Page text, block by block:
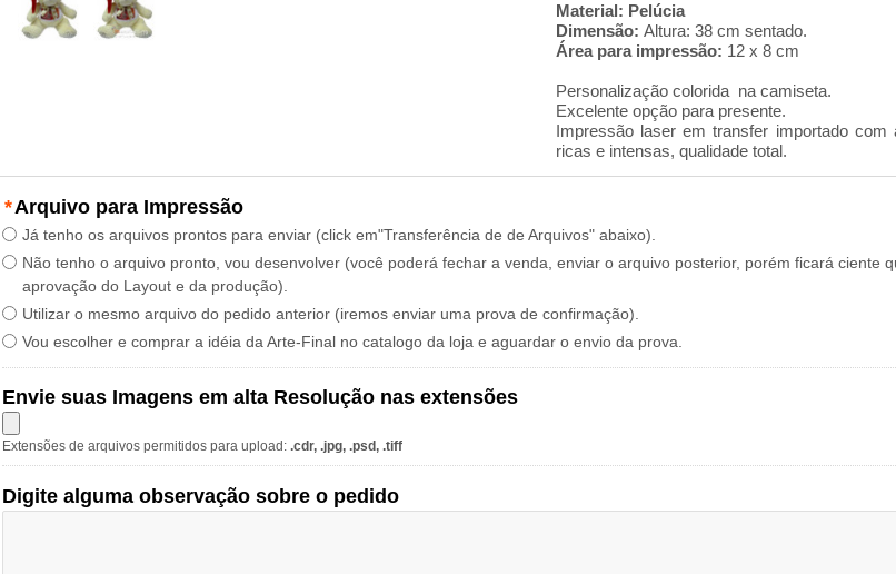
Material: Pelúcia
Dimensão:Altura: 38 cm sentado.
Área para impressão: 12 x 8 cm
Personalização colorida na camiseta.
Excelente opção para presente.
Impressão laser em transfer importado
ricas e intensas, qualidade total.
*Arquivo para Impressão
Já tenho os arquivos prontos para enviar (click em"Transferência de de Arquivos" abaixo).
Não tenho o arquivo pronto, vou desenvolver (você poderá fechar a venda, enviar o arquivo posterior, porém ficará ciente
aprovação do Layout e da produção).
Utilizar o mesmo arquivo do pedido anterior (iremos enviar uma prova de confirmação).
Vou escolher e comprar a idéia da Arte-Final no catalogo da loja e aguardar o envio da prova.
Envie suas Imagens em alta Resolução nas extensões
Extensões de arquivos permitidos para upload: .cdr, .jpg, .psd, .tiff
Digite alguma observação sobre o pedido